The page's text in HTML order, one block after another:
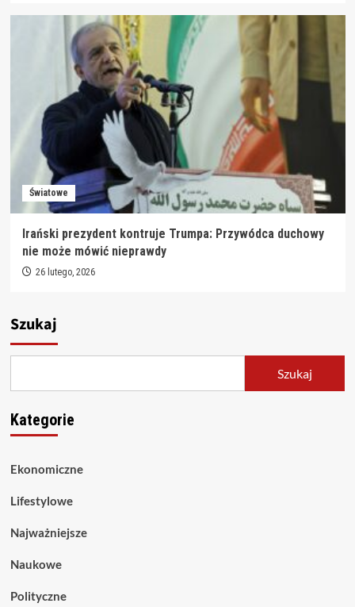
Światowe
Irański prezydent kontruje Trumpa: Przywódca duchowy
nie może mówić nieprawdy
26 lutego, 2026
Szukaj
Szukaj
Kategorie
Ekonomiczne
Lifestylowe
Najważniejsze
Naukowe
Polityczne